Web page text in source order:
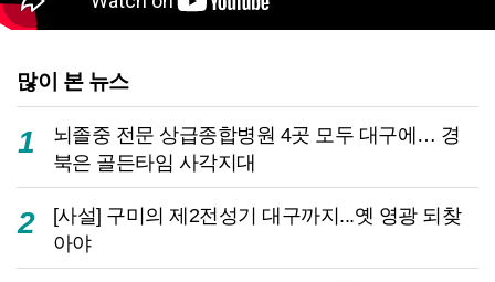
많이 본 뉴스
1
뇌졸중 전문 상급종합병원 4곳 모두 대구에… 경
북은 골든타임 사각지대
2
[사설] 구미의 제2전성기 대구까지...옛 영광 되찾
아야